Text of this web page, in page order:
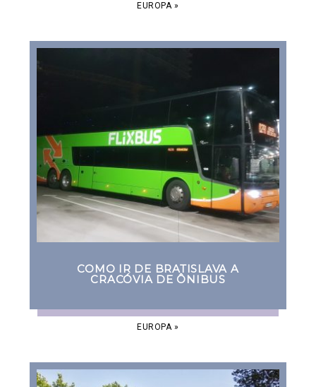
EUROPA»
COMO IR DE BRATISLAVA A
CRACÓVIA DE ÔNIBUS
EUROPA»